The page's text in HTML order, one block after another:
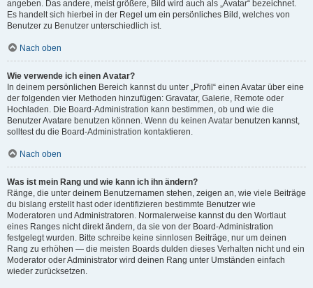
angeben. Das andere, meist größere, Bild wird auch als „Avatar“ bezeichnet.
Es handelt sich hierbei in der Regel um ein persönliches Bild, welches von
Benutzer zu Benutzer unterschiedlich ist.
Nach oben
Wie verwende ich einen Avatar?
In deinem persönlichen Bereich kannst du unter „Profil“ einen Avatar über eine
der folgenden vier Methoden hinzufügen: Gravatar, Galerie, Remote oder
Hochladen. Die Board-Administration kann bestimmen, ob und wie die
Benutzer Avatare benutzen können. Wenn du keinen Avatar benutzen kannst,
solltest du die Board-Administration kontaktieren.
Nach oben
Was ist mein Rang und wie kann ich ihn ändern?
Ränge, die unter deinem Benutzernamen stehen, zeigen an, wie viele Beiträge
du bislang erstellt hast oder identifizieren bestimmte Benutzer wie
Moderatoren und Administratoren. Normalerweise kannst du den Wortlaut
eines Ranges nicht direkt ändern, da sie von der Board-Administration
festgelegt wurden. Bitte schreibe keine sinnlosen Beiträge, nur um deinen
Rang zu erhöhen — die meisten Boards dulden dieses Verhalten nicht und ein
Moderator oder Administrator wird deinen Rang unter Umständen einfach
wieder zurücksetzen.